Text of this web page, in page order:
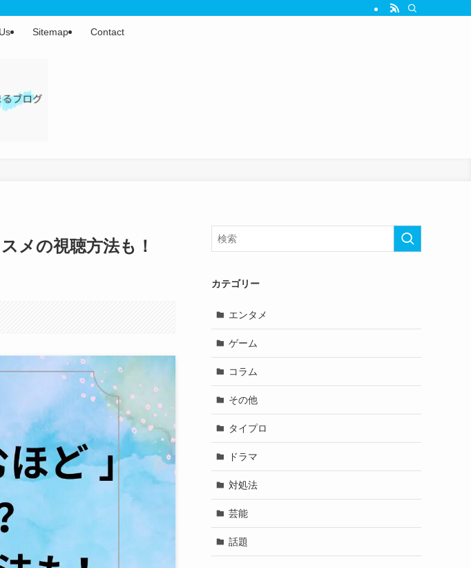
Sitemap Contact
メの視聴方法も！
カテゴリー
エンタメ
ゲーム
コラム
その他
タイプロ
ドラマ
対処法
芸能
話題